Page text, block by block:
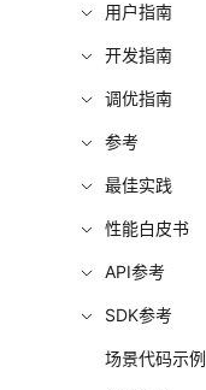
用户指南
开发指南
调优指南
参考
最佳实践
性能白皮书
API参考
SDK参考
场景代码示例